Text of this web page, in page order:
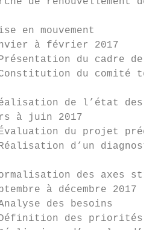
en mouvement
à février 2017
du cadre de la
du comité
de l’état des
à juin 2017
du projet
d’un diagnostic
des axes
à décembre 2017
des besoins
des priorités